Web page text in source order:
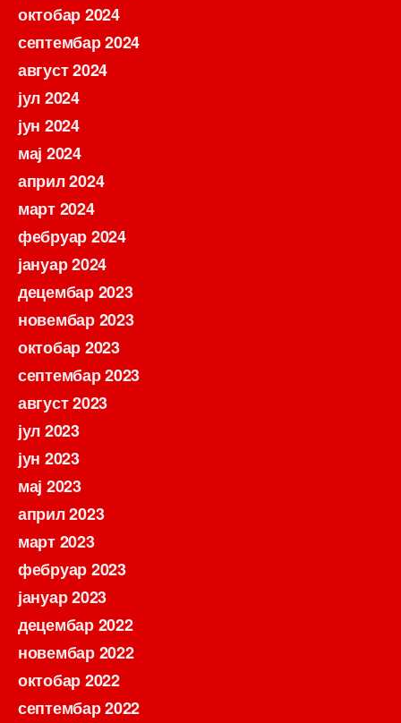
октобар 2024
септембар 2024
август 2024
јул 2024
јун 2024
мај 2024
април 2024
март 2024
фебруар 2024
јануар 2024
децембар 2023
новембар 2023
октобар 2023
септембар 2023
август 2023
јул 2023
јун 2023
мај 2023
април 2023
март 2023
фебруар 2023
јануар 2023
децембар 2022
новембар 2022
октобар 2022
септембар 2022